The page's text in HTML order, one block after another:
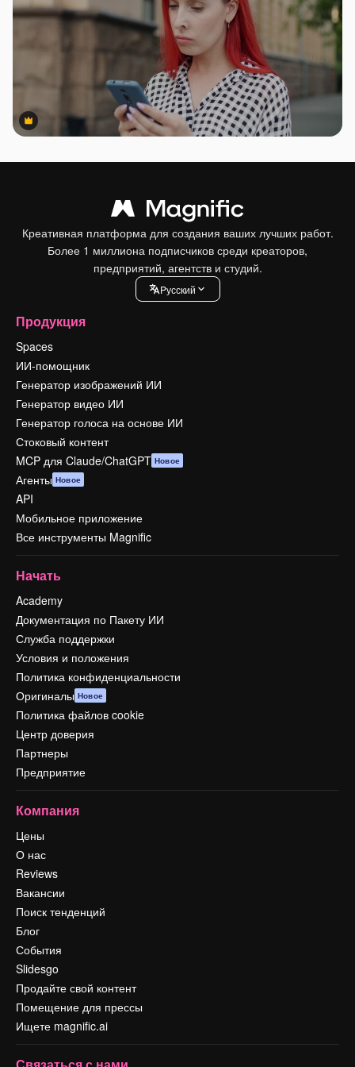
Premium
Premium
Креативная платформа для создания ваших лучших работ.
Более 1 миллиона подписчиков среди креаторов,
предприятий, агентств и студий.
Pусский
Продукция
Spaces
ИИ-помощник
Генератор изображений ИИ
Генератор видео ИИ
Генератор голоса на основе ИИ
Стоковый контент
MCP для Claude/ChatGPT Новое
Агенты Новое
API
Мобильное приложение
Все инструменты Magnific
Начать
Academy
Документация по Пакету ИИ
Служба поддержки
Условия и положения
Политика конфиденциальности
Оригиналы Новое
Политика файлов cookie
Центр доверия
Партнеры
Предприятие
Компания
Цены
О нас
Reviews
Вакансии
Поиск тенденций
Блог
События
Slidesgo
Продайте свой контент
Помещение для прессы
Ищете magnific.ai